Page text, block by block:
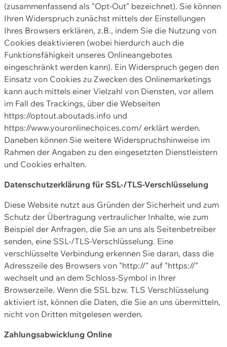
(zusammenfassend als "Opt-Out" bezeichnet). Sie können
Ihren Widerspruch zunächst mittels der Einstellungen
Ihres Browsers erklären, z.B., indem Sie die Nutzung von
Cookies deaktivieren (wobei hierdurch auch die
Funktionsfähigkeit unseres Onlineangebotes
eingeschränkt werden kann). Ein Widerspruch gegen den
Einsatz von Cookies zu Zwecken des Onlinemarketings
kann auch mittels einer Vielzahl von Diensten, vor allem
im Fall des Trackings, über die Webseiten
https://optout.aboutads.info und
https://www.youronlinechoices.com/ erklärt werden.
Daneben können Sie weitere Widerspruchshinweise im
Rahmen der Angaben zu den eingesetzten Dienstleistern
und Cookies erhalten.
Datenschutzerklärung für SSL-/TLS-Verschlüsselung
Diese Website nutzt aus Gründen der Sicherheit und zum
Schutz der Übertragung vertraulicher Inhalte, wie zum
Beispiel der Anfragen, die Sie an uns als Seitenbetreiber
senden, eine SSL-/TLS-Verschlüsselung. Eine
verschlüsselte Verbindung erkennen Sie daran, dass die
Adresszeile des Browsers von "http://" auf "https://"
wechselt und an dem Schloss-Symbol in Ihrer
Browserzeile. Wenn die SSL bzw. TLS Verschlüsselung
aktiviert ist, können die Daten, die Sie an uns übermitteln,
nicht von Dritten mitgelesen werden.
Zahlungsabwicklung Online